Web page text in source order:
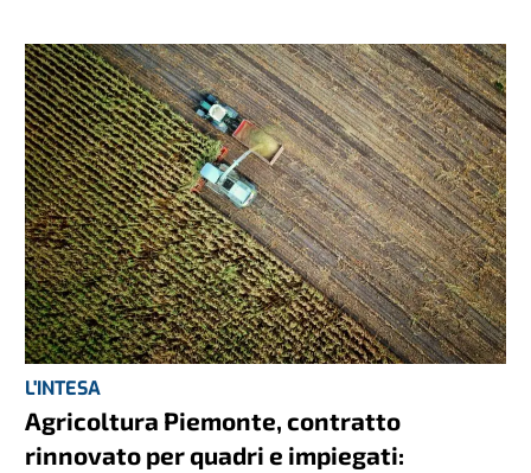
L'INTESA
Agricoltura Piemonte, contratto
rinnovato per quadri e impiegati: